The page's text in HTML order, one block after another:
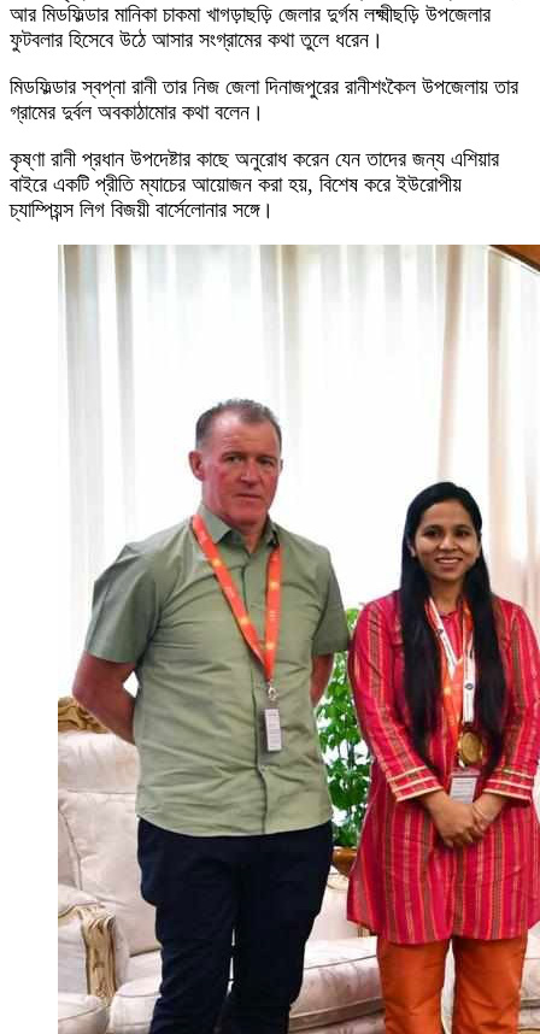
আর মিডফিল্ডার মানিকা চাকমা খাগড়াছড়ি জেলার দুর্গম লক্ষ্মীছড়ি উপজেলার
ফুটবলার হিসেবে উঠে আসার সংগ্রামের কথা তুলে ধরেন।
মিডফিল্ডার স্বপ্না রানী তার নিজ জেলা দিনাজপুরের রানীশংকৈল উপজেলায় তার
গ্রামের দুর্বল অবকাঠামোর কথা বলেন।
কৃষ্ণা রানী প্রধান উপদেষ্টার কাছে অনুরোধ করেন যেন তাদের জন্য এশিয়ার
বাইরে একটি প্রীতি ম্যাচের আয়োজন করা হয়, বিশেষ করে ইউরোপীয়
চ্যাম্পিয়ন্স লিগ বিজয়ী বার্সেলোনার সঙ্গে।